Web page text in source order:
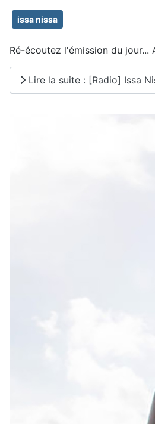
issa nissa
Ré-écoutez l'émission du
Lire la suite : [Radio] Issa